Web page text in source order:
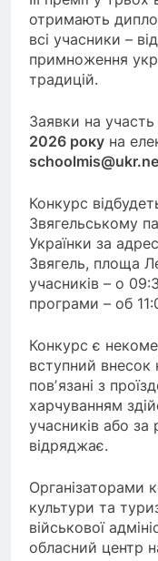
отримають
всі учасники –
примноження
традицій.
Заявки на
2026 року на
Конкурс
Звягельському
Українки за
Звягель, площа
учасників – о
програми – об
Конкурс є
вступний внесок
повʼязані з
харчуванням
учасників або
відряджає.
Організаторами
культури та
військової
обласний центр